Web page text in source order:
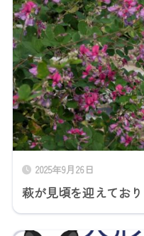
2025年9月26日
萩が見頃を迎えてお